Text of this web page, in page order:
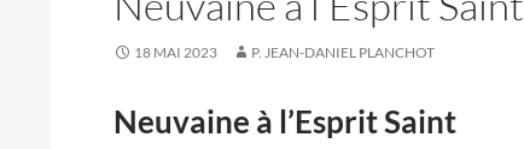
18 MAI 2023 P. JEAN-DANIEL PLANCHOT
Neuvaine à l’Esprit Saint